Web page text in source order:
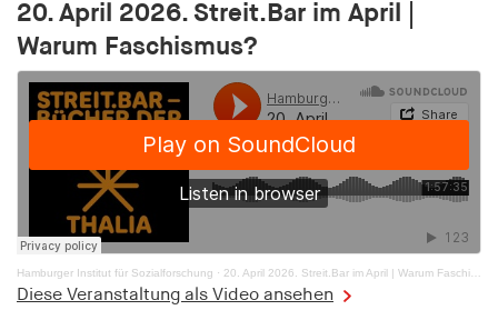
20. April 2026. Streit.Bar im April |
Warum Faschismus?
Hamburger Institut für Sozialforschung · 20. April 2026. Streit.Bar im April | Warum Faschismus?
Diese Veranstaltung als Video ansehen
Purpose:
Used to identify users in the context of real-time
bidding (RTB)
Cookie duration:
i18next
Provider:
EASYMedia GmbH